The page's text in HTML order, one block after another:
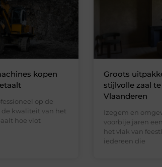
kopen
op de
de kwaliteit van het
hoe vlot
Groots
stijlvolle zaal
Vlaanderen
Izegem en
voorbije jaren
het vlak van
iedereen die